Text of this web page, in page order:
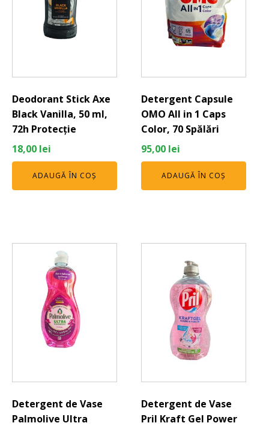
Deodorant Stick Axe
Black Vanilla, 50 ml,
72h Protecție
18,00 lei
ADAUGĂ ÎN COȘ
Detergent Capsule
OMO All in 1 Caps
Color, 70 Spălări
95,00 lei
ADAUGĂ ÎN COȘ
Detergent de Vase
Palmolive Ultra
Detergent de Vase
Pril Kraft Gel Power